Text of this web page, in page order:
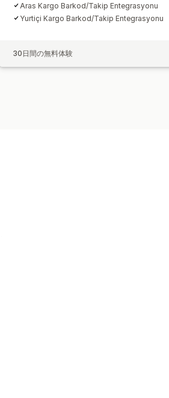
Aras Kargo Barkod/Takip Entegrasyonu
Yurtiçi Kargo Barkod/Takip Entegrasyonu
30日間の無料体験